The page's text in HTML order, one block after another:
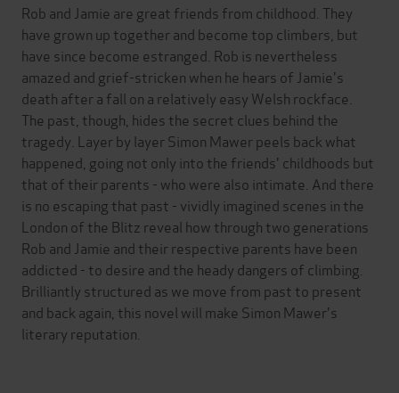
Rob and Jamie are great friends from childhood. They
have grown up together and become top climbers, but
have since become estranged. Rob is nevertheless
amazed and grief-stricken when he hears of Jamie's
death after a fall on a relatively easy Welsh rockface.
The past, though, hides the secret clues behind the
tragedy. Layer by layer Simon Mawer peels back what
happened, going not only into the friends' childhoods but
that of their parents - who were also intimate. And there
is no escaping that past - vividly imagined scenes in the
London of the Blitz reveal how through two generations
Rob and Jamie and their respective parents have been
addicted - to desire and the heady dangers of climbing.
Brilliantly structured as we move from past to present
and back again, this novel will make Simon Mawer's
literary reputation.